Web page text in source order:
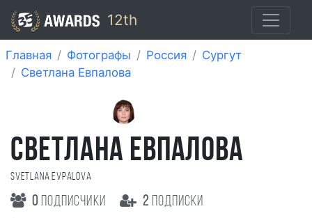
12th
Главная Фотографы Россия
Сургут
Светлана Евпалова
СВЕТЛАНА ЕВПАЛОВА
Svetlana Evpalova
0 подписчики 2 подписки